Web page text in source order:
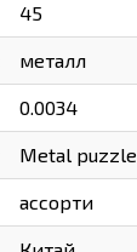
45
металл
0.0034
Metal puzzle
ассорти